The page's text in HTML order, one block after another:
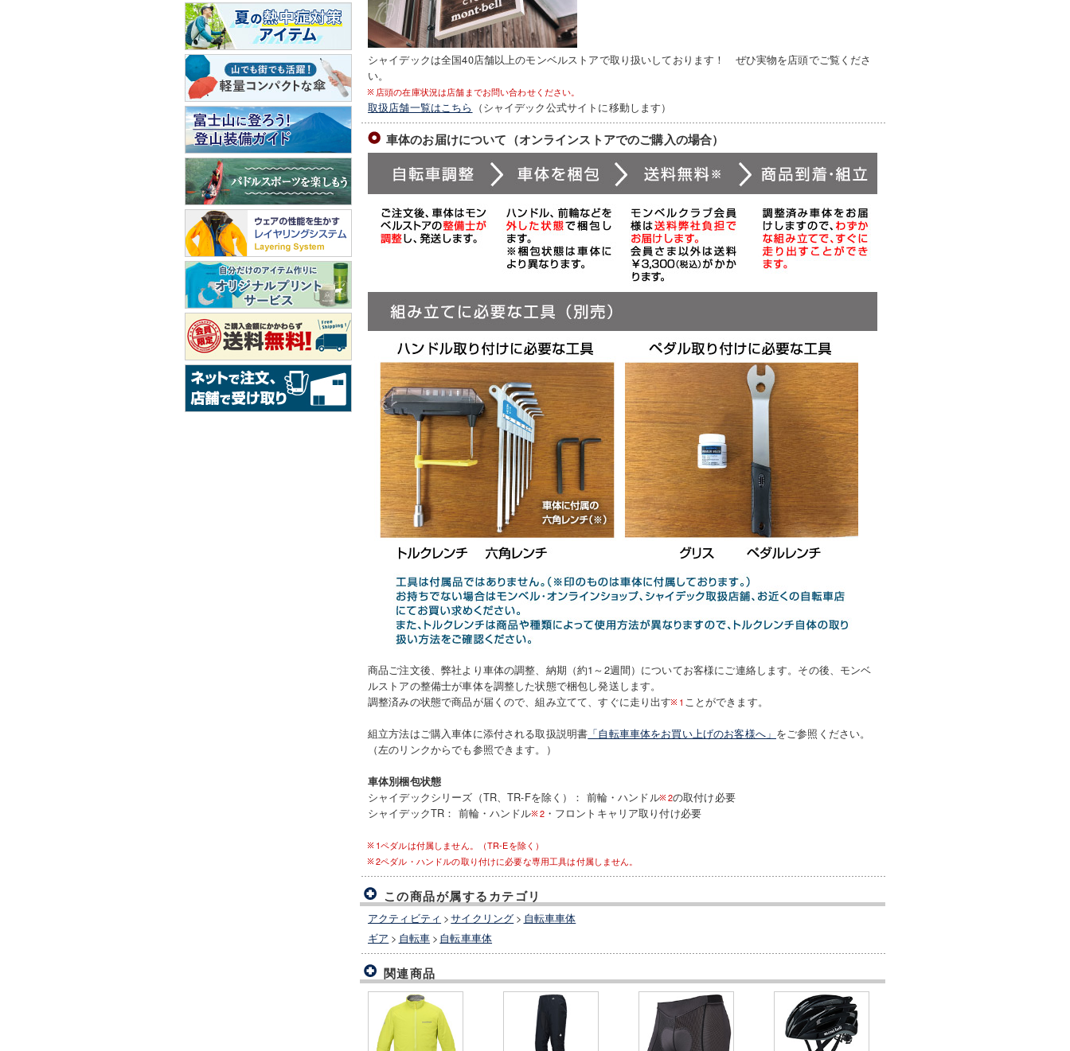
シャイデックは全国40店舗以上のモンベルストアで取り扱いしております！ ぜひ実物を店頭でご覧くださ
い。
店頭の在庫状況は店舗までお問い合わせください。
取扱店舗一覧はこちら （シャイデック公式サイトに移動します）
車体のお届けについて（オンラインストアでのご購入の場合）
商品ご注文後、弊社より車体の調整、納期（約1～2週間）についてお客様にご連絡します。その後、モンベ
ルストアの整備士が車体を調整した状態で梱包し発送します。
調整済みの状態で商品が届くので、組み立てて、すぐに走り出す
1 ことができます。
組立方法はご購入車体に添付される取扱説明書 「自転車車体をお買い上げのお客様へ」 をご参照ください。
（左のリンクからでも参照できます。）
車体別梱包状態
シャイデックシリーズ（TR、TR-Fを除く）： 前輪・ハンドル 2の取付け必要
シャイデックTR： 前輪・ハンドル
2・フロントキャリア取り付け必要
1ペダルは付属しません。（TR-Eを除く）
2ペダル・ハンドルの取り付けに必要な専用工具は付属しません。
この商品が属するカテゴリ
アクティビティ >サイクリング > 自転車車体
ギア > 自転車 > 自転車車体
関連商品